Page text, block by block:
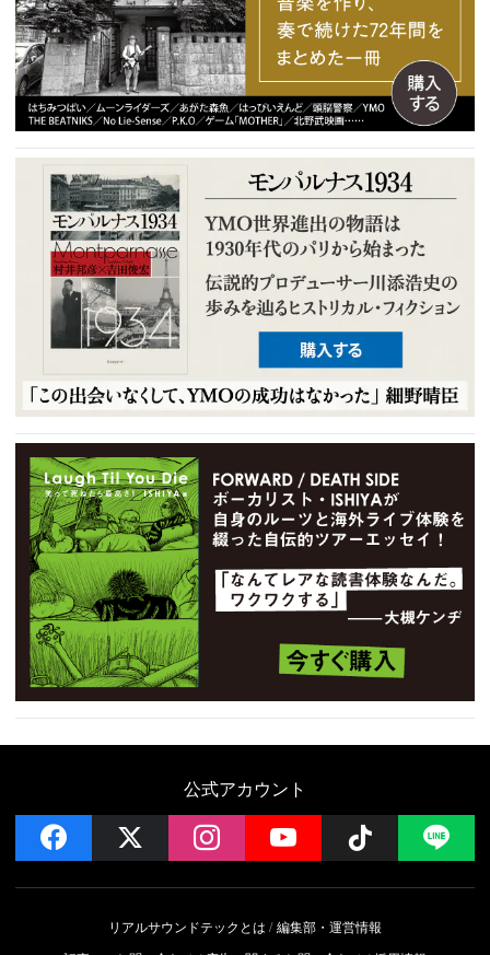
公式アカウント
facebook instagramYouTube Follow
リアルサウンドテックとは
編集部・運営情報